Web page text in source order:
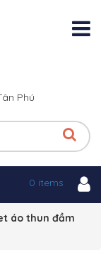
Phú
0 items
áo thun đầm